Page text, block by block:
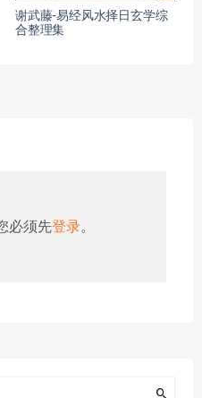
谢武藤-易经风水择日玄学综
合整理集
必须先登录。